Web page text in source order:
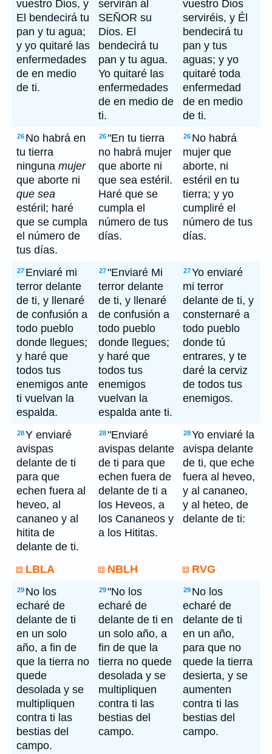
vuestro Dios, y
El bendecirá tu
pan y tu agua;
y yo quitaré las
enfermedades
de en medio
de ti.
servirán al
SEÑOR su
Dios. El
bendecirá tu
pan y tu agua.
Yo quitaré las
enfermedades
de en medio de
ti.
vuestro Dios
serviréis, y Él
bendecirá tu
pan y tus
aguas; y yo
quitaré toda
enfermedad
de en medio
de ti.
26 No habrá en
tu tierra
ninguna mujer
que aborte ni
que sea
estéril; haré
que se cumpla
el número de
tus días.
26"En tu tierra
no habrá mujer
que aborte ni
que sea estéril.
Haré que se
cumpla el
número de tus
días.
26 No habrá
mujer que
aborte, ni
estéril en tu
tierra; y yo
cumpliré el
número de tus
días.
27 Enviaré mi
terror delante
de ti, y llenaré
de confusión a
todo pueblo
donde llegues;
y haré que
todos tus
enemigos ante
ti vuelvan la
espalda.
27"Enviaré Mi
terror delante
de ti, y llenaré
de confusión a
todo pueblo
donde llegues;
y haré que
todos tus
enemigos
vuelvan la
espalda ante ti.
27Yo enviaré
mi terror
delante de ti, y
consternaré a
todo pueblo
donde tú
entrares, y te
daré la cerviz
de todos tus
enemigos.
28Y enviaré
avispas
delante de ti
para que
echen fuera al
heveo, al
cananeo y al
hitita de
delante de ti.
28"Enviaré
avispas delante
de ti para que
echen fuera de
delante de ti a
los Heveos, a
los Cananeos y
a los Hititas.
28Yo enviaré la
avispa delante
de ti, que eche
fuera al heveo,
y al cananeo,
y al heteo, de
delante de ti:
LBLA NBLH RVG
29 No los
echaré de
delante de ti
en un solo
año, a fin de
que la tierra no
quede
desolada y se
multipliquen
contra ti las
bestias del
campo.
29"No los
echaré de
delante de ti en
un solo año, a
fin de que la
tierra no quede
desolada y se
multipliquen
contra ti las
bestias del
campo.
29 No los
echaré de
delante de ti
en un año,
para que no
quede la tierra
desierta, y se
aumenten
contra ti las
bestias del
campo.